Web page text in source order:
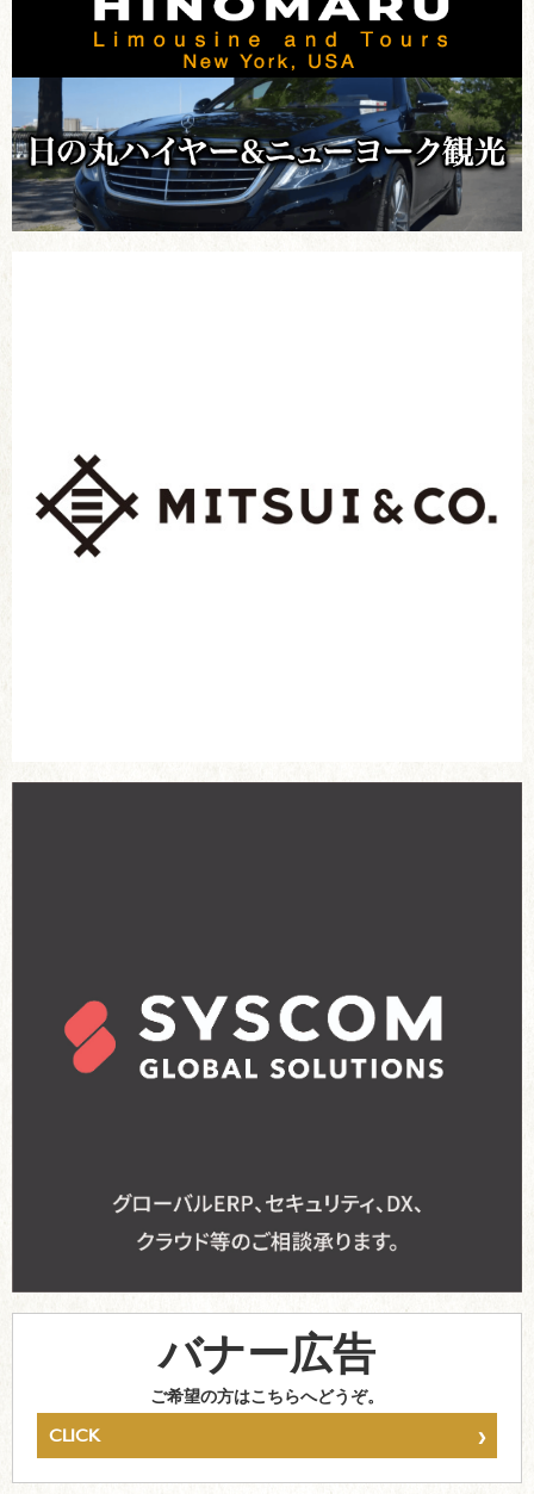
バナー広告
ご希望の方はこちらへどうぞ。
CLICK ›